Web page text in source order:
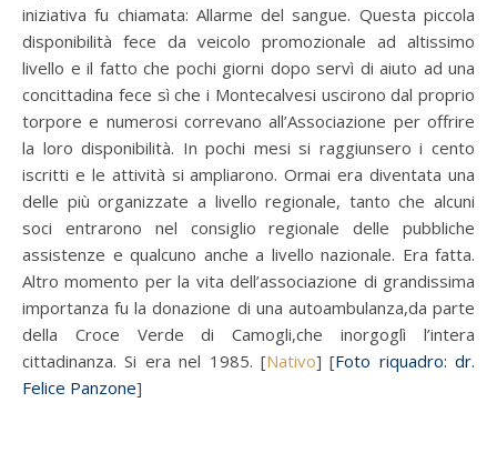
iniziativa fu chiamata: Allarme del sangue. Questa piccola
disponibilità fece da veicolo promozionale ad altissimo
livello e il fatto che pochi giorni dopo servì di aiuto ad una
concittadina fece sì che i Montecalvesi uscirono dal proprio
torpore e numerosi correvano all’Associazione per offrire
la loro disponibilità. In pochi mesi si raggiunsero i cento
iscritti e le attività si ampliarono. Ormai era diventata una
delle più organizzate a livello regionale, tanto che alcuni
soci entrarono nel consiglio regionale delle pubbliche
assistenze e qualcuno anche a livello nazionale. Era fatta.
Altro momento per la vita dell’associazione di grandissima
importanza fu la donazione di una autoambulanza,da parte
della Croce Verde di Camogli,che inorgoglì l’intera
cittadinanza. Si era nel 1985. [Nativo] [Foto riquadro: dr.
Felice Panzone]